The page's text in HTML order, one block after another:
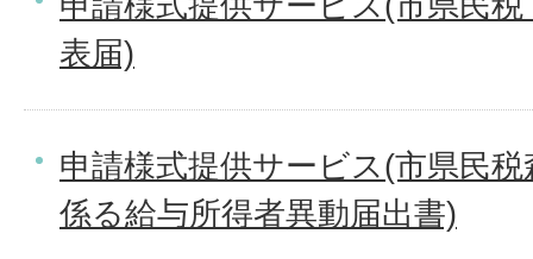
表届)
申請様式提供サービス(市県民
係る給与所得者異動届出書)